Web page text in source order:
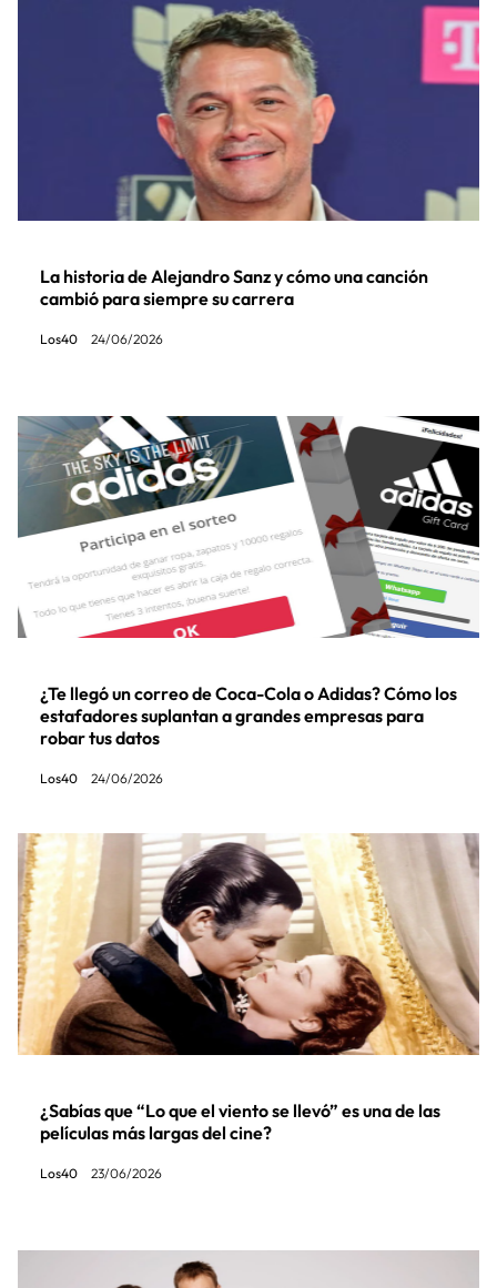
La historia de Alejandro Sanz y cómo una canción
cambió para siempre su carrera
Los40 24/06/2026
¿Te llegó un correo de Coca-Cola o Adidas? Cómo los
estafadores suplantan a grandes empresas para
robar tus datos
Los40 24/06/2026
¿Sabías que “Lo que el viento se llevó” es una de las
películas más largas del cine?
Los40 23/06/2026